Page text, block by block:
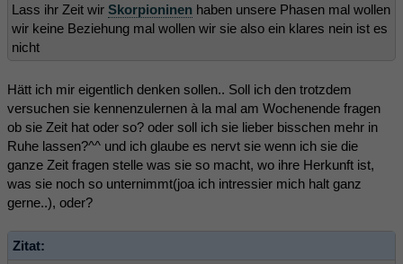
Lass ihr Zeit wir Skorpioninen haben unsere Phasen mal wollen
wir keine Beziehung mal wollen wir sie also ein klares nein ist es
nicht
Hätt ich mir eigentlich denken sollen.. Soll ich den trotzdem
versuchen sie kennenzulernen à la mal am Wochenende fragen
ob sie Zeit hat oder so? oder soll ich sie lieber bisschen mehr in
Ruhe lassen?^^ und ich glaube es nervt sie wenn ich sie die
ganze Zeit fragen stelle was sie so macht, wo ihre Herkunft ist,
was sie noch so unternimmt(joa ich intressier mich halt ganz
gerne..), oder?
Zitat: